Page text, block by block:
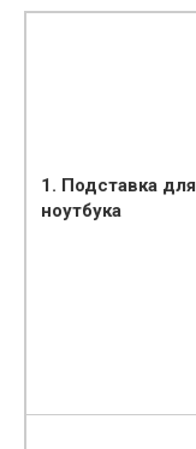
1. Подставка для
ноутбука